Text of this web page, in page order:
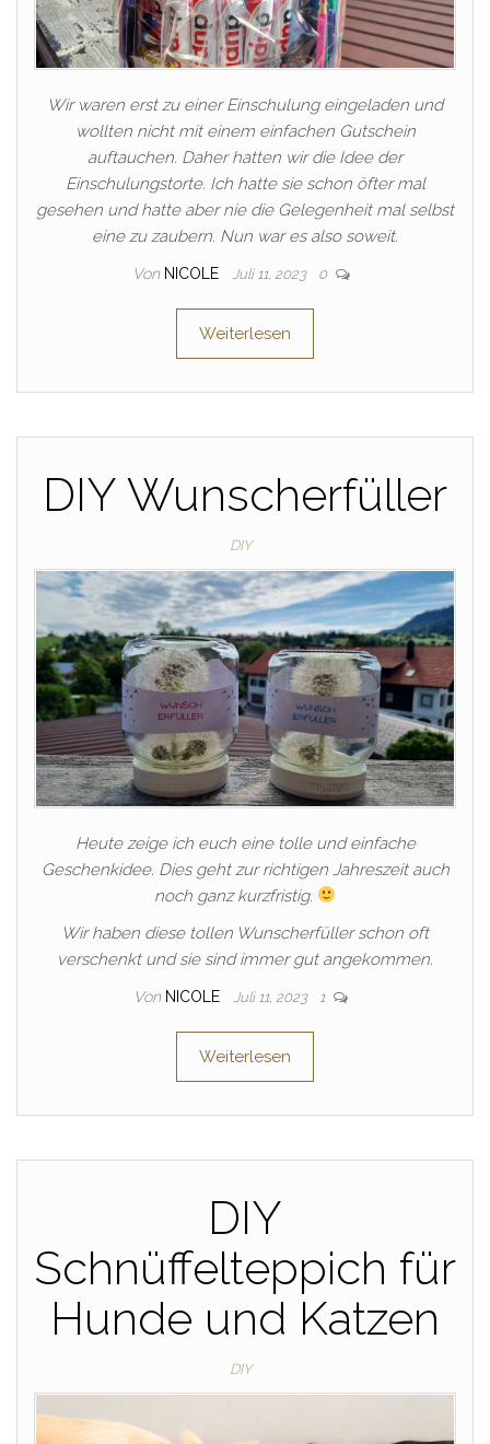
Wir waren erst zu einer Einschulung eingeladen und
wollten nicht mit einem einfachen Gutschein
auftauchen. Daher hatten wir die Idee der
Einschulungstorte. Ich hatte sie schon öfter mal
gesehen und hatte aber nie die Gelegenheit mal selbst
eine zu zaubern. Nun war es also soweit.
Von NICOLE Juli 11, 2023 0
Weiterlesen
DIY Wunscherfüller
DIY
Heute zeige ich euch eine tolle und einfache
Geschenkidee. Dies geht zur richtigen Jahreszeit auch
noch ganz kurzfristig.
Wir haben diese tollen Wunscherfüller schon oft
verschenkt und sie sind immer gut angekommen.
Von NICOLE Juli 11, 2023 1
Weiterlesen
DIY
Schnüffelteppich für
Hunde und Katzen
DIY